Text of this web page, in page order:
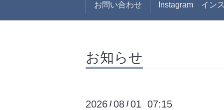
お問い合わせ Instagram イン
お知らせ
2026 /08 /01 07:15